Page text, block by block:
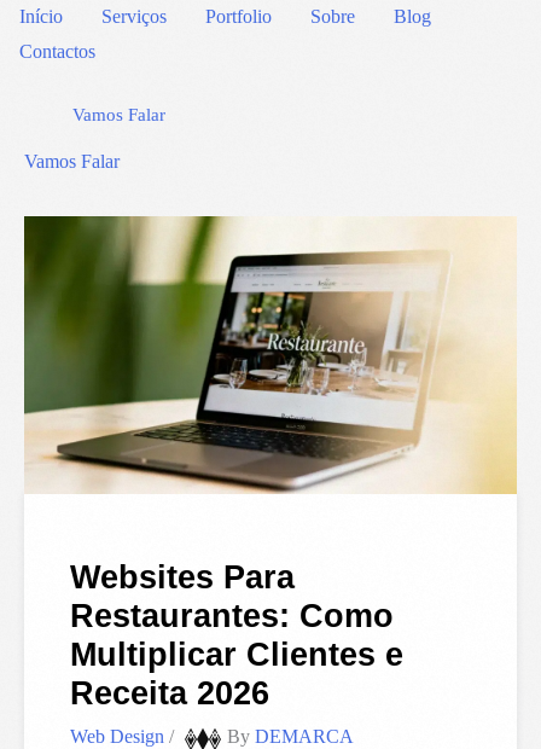
Início Serviços Portfolio Sobre
Blog
Contactos
Vamos Falar
Vamos Falar
Websites Para
Restaurantes: Como
Multiplicar Clientes e
Receita 2026
Web Design / ByDEMARCA